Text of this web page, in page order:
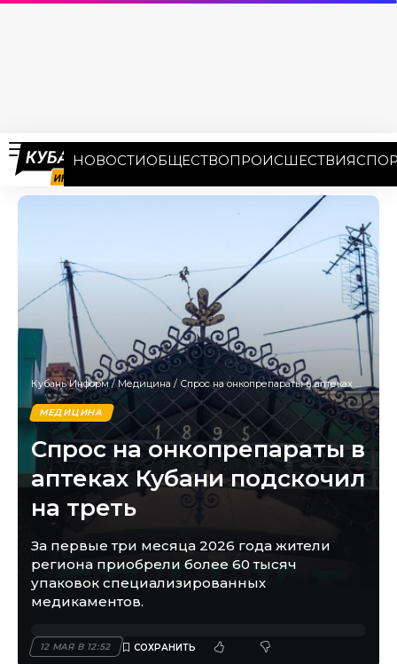
НОВОСТИОБЩЕСТВОПРОИСШЕСТВИЯ
Кубань Информ/Медицина / Спрос на онкопрепараты в аптеках Кубани подскочил на треть
МЕДИЦИНА
Спрос на онкопрепараты в
аптеках Кубани подскочил
на треть
За первые три месяца 2026 года жители
региона приобрели более 60 тысяч
упаковок специализированных
медикаментов.
12 МАЯ В 12:52